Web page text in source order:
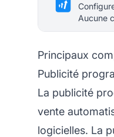
Aucune
Principaux
Publicité
La publicité
vente
logicielles. La